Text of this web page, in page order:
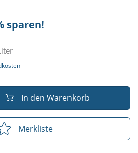
sparen!
In den Warenkorb
Merkliste